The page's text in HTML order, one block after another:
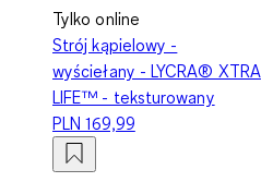
Tylko online
Strój kąpielowy -
wyściełany - LYCRA® XTRA
LIFE™ - teksturowany
PLN 169,99